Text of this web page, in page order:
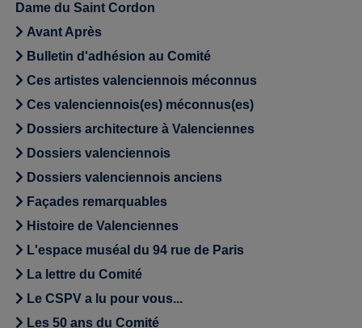
Dame du Saint Cordon
Avant Après
Bulletin d'adhésion au Comité
Ces artistes valenciennois méconnus
Ces valenciennois(es) méconnus(es)
Dossiers architecture à Valenciennes
Dossiers valenciennois
Dossiers valenciennois anciens
Façades remarquables
Histoire de Valenciennes
L'espace muséal du 94 rue de Paris
La lettre du Comité
Le CSPV a lu pour vous...
Les 50 ans du Comité